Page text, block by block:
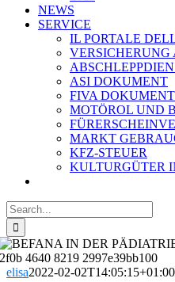
NEWS
SERVICE
IL PORTALE
ASI DOKUMENT
FIVA DOKUMENT
MOTÖROL UND
MARKT
KFZ-STEUER
KULTURGÜTER
Search
for:
elisa2022-02-02T14:05:15+01:00